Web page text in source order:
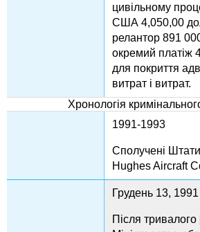
цивільному
США 4,050,00
релантор 891
окремий платіж
для покриття
витрат і витрат.
Хронологія
1991-1993
Сполучені
Hughes Aircraft
Грудень 13, 1991
Після тривалого